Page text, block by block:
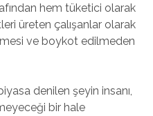
hem tüketici olarak
üreten çalışanlar olarak
ve boykot edilmeden
denilen şeyin insanı,
bir hale